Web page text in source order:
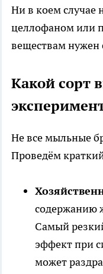
Ни в коем случае
целлофаном или
веществам
Какой сорт
Не все мыльные
Проведём
содержанию
Самый
эффект при
может